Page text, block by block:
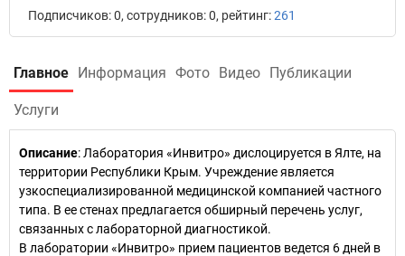
Подписчиков: 0, сотрудников: 0, рейтинг:261
Главное Информация Фото Видео Публикации
Услуги
Описание: Лаборатория «Инвитро» дислоцируется в Ялте, на
территории Республики Крым. Учреждение является
узкоспециализированной медицинской компанией частного
типа. В ее стенах предлагается обширный перечень услуг,
связанных с лабораторной диагностикой.
В лаборатории «Инвитро» прием пациентов ведется 6 дней в